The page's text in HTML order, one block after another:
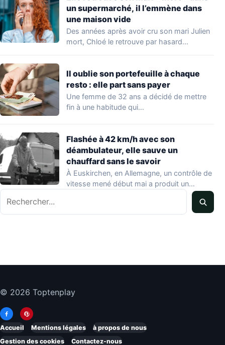
un supermarché, il l’emmène dans
une maison vide
Des années après avoir cru son mari Julien
mort, Chloé le retrouve par hasard…
Il oublie son portefeuille à chaque
resto : elle part sans payer
Une femme de 32 ans a décidé de mettre
fin à une habitude qui…
Flashée à 42 km/h avec son
déambulateur, elle sauve un
chauffard sans le savoir
À Euskirchen, en Allemagne, un contrôle de
vitesse mené début mai a produit un…
© 2026 Toptenplay
Accueil Mentions légales
à propos de nous
Gestion des cookies
Contactez-nous